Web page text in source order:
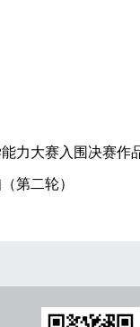
力大赛入围决赛作
第二轮）